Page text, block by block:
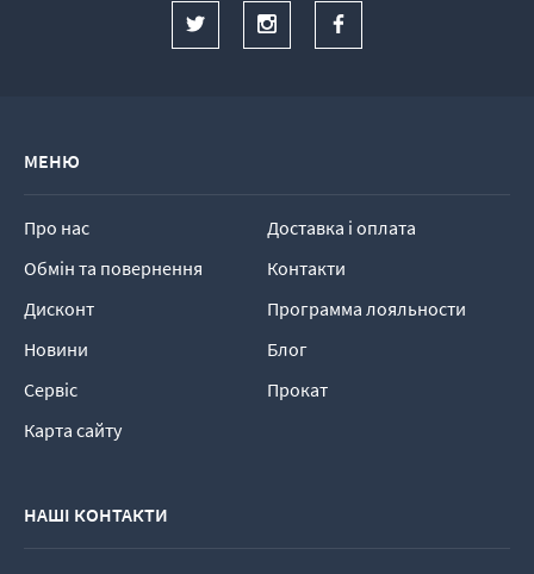
МЕНЮ
Про нас
Доставка і оплата
Обмін та повернення
Контакти
Дисконт
Программа лояльности
Новини
Блог
Сервіс
Прокат
Карта сайту
НАШІ КОНТАКТИ